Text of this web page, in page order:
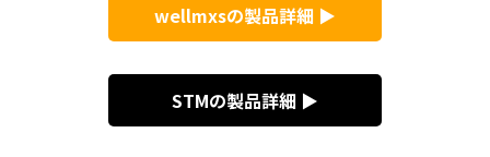
wellmxsの製品詳細 ▶
STMの製品詳細 ▶